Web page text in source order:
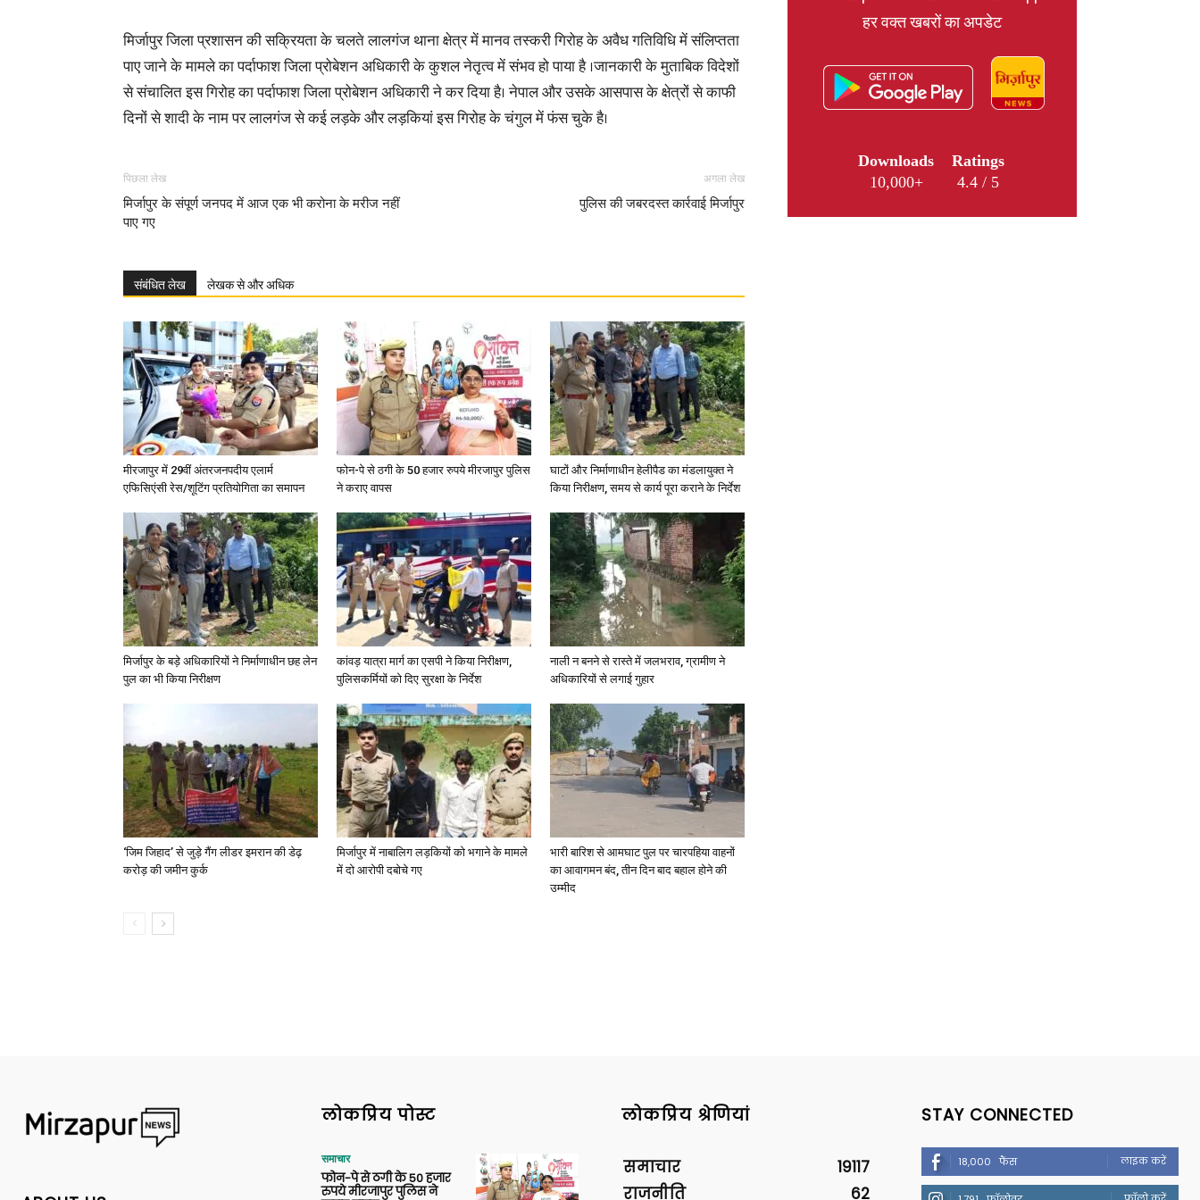
News,
News
in
Hindi,
Today
Hindi
मिर्जापुर जिला प्रशासन की सक्रियता के चलते लालगंज थाना क्षेत्र में मानव तस्करी गिरोह के अवैध गतिविधि में संलिप्तता
पाए जाने के मामले का पर्दाफाश जिला प्रोबेशन अधिकारी के कुशल नेतृत्व में संभव हो पाया है ।जानकारी के मुताबिक विदेशों
से संचालित इस गिरोह का पर्दाफाश जिला प्रोबेशन अधिकारी ने कर दिया है। नेपाल और उसके आसपास के क्षेत्रों से काफी
दिनों से शादी के नाम पर लालगंज से कई लड़के और लड़कियां इस गिरोह के चंगुल में फंस चुके है।
पिछला लेख
मिर्जापुर के संपूर्ण जनपद में आज एक भी करोना के मरीज नहीं
पाए गए
अगला लेख
पुलिस की जबरदस्त कार्रवाई मिर्जापुर
संबंधित लेख लेखक से और अधिक
मीरजापुर में 29वीं अंतरजनपदीय एलार्म
एफिसिएंसी रेस/शूटिंग प्रतियोगिता का समापन
फोन-पे से ठगी के 50 हजार रुपये मीरजापुर पुलिस
ने कराए वापस
घाटों और निर्माणाधीन हेलीपैड का मंडलायुक्त ने
किया निरीक्षण, समय से कार्य पूरा कराने के निर्देश
मिर्जापुर के बड़े अधिकारियों ने निर्माणाधीन छह लेन
पुल का भी किया निरीक्षण
कांवड़ यात्रा मार्ग का एसपी ने किया निरीक्षण,
पुलिसकर्मियों को दिए सुरक्षा के निर्देश
नाली न बनने से रास्ते में जलभराव, ग्रामीण ने
अधिकारियों से लगाई गुहार
‘जिम जिहाद’ से जुड़े गैंग लीडर इमरान की डेढ़
करोड़ की जमीन कुर्क
मिर्जापुर में नाबालिग लड़कियों को भगाने के मामले
में दो आरोपी दबोचे गए
भारी बारिश से आमघाट पुल पर चारपहिया वाहनों
का आवागमन बंद, तीन दिन बाद बहाल होने की
उम्मीद
हर वक्त खबरों का अपडेट
Downloads
10,000+
Ratings
4.4 / 5
लोकप्रिय पोस्ट
समाचार
फोन-पे से ठगी के 50 हजार
रुपये मीरजापुर पुलिस ने
लोकप्रिय श्रेणियां
समाचार
19117
राजनीति
62
STAY CONNECTED
18,000 फैंस लाइक करें